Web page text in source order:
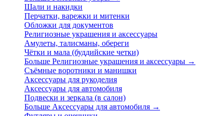
Шали и накидки
Перчатки, варежки и митенки
Обложки для документов
Религиозные украшения и аксессуары
Амулеты, талисманы, обереги
Чётки и мала (буддийские четки)
Больше Религиозные украшения и аксессуары →
Съёмные воротники и манишки
Аксессуары для рукоделия
Аксессуары для автомобиля
Подвески и зеркала (в салон)
Больше Аксессуары для автомобиля →